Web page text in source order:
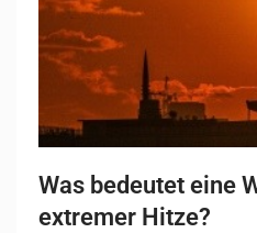
Was bedeutet eine
extremer Hitze?